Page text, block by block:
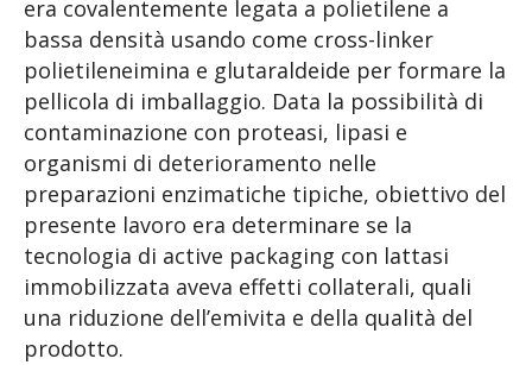
era covalentemente legata a polietilene a
bassa densità usando come cross-linker
polietileneimina e glutaraldeide per formare la
pellicola di imballaggio. Data la possibilità di
contaminazione con proteasi, lipasi e
organismi di deterioramento nelle
preparazioni enzimatiche tipiche, obiettivo del
presente lavoro era determinare se la
tecnologia di active packaging con lattasi
immobilizzata aveva effetti collaterali, quali
una riduzione dell’emivita e della qualità del
prodotto.